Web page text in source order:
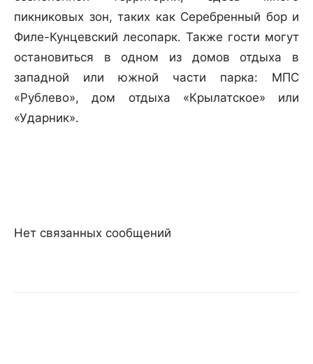
пикниковых зон, таких как Серебренный бор и
Филе-Кунцевский лесопарк. Также гости могут
остановиться в одном из домов отдыха в
западной или южной части парка: МПС
«Рублево», дом отдыха «Крылатское» или
«Ударник».
Нет связанных сообщений